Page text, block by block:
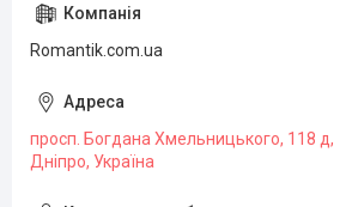
Romantik.com.ua
просп. Богдана Хмельницького, 118 д,
Дніпро, Україна